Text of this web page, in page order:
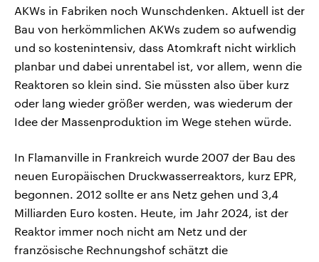
AKWs in Fabriken noch Wunschdenken. Aktuell ist der
Bau von herkömmlichen AKWs zudem so aufwendig
und so kostenintensiv, dass Atomkraft nicht wirklich
planbar und dabei unrentabel ist, vor allem, wenn die
Reaktoren so klein sind. Sie müssten also über kurz
oder lang wieder größer werden, was wiederum der
Idee der Massenproduktion im Wege stehen würde.
In Flamanville in Frankreich wurde 2007 der Bau des
neuen Europäischen Druckwasserreaktors, kurz EPR,
begonnen. 2012 sollte er ans Netz gehen und 3,4
Milliarden Euro kosten. Heute, im Jahr 2024, ist der
Reaktor immer noch nicht am Netz und der
französische Rechnungshof schätzt die